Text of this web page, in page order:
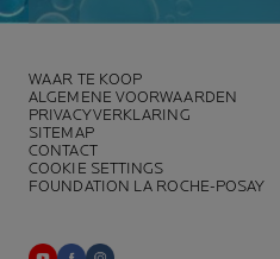
WAAR TE KOOP
ALGEMENE VOORWAARDEN
PRIVACYVERKLARING
SITEMAP
CONTACT
COOKIE SETTINGS
FOUNDATION LA ROCHE-POSAY